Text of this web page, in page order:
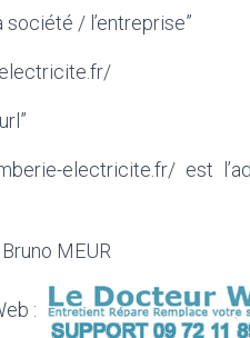
/ l’entreprise”
electricite.fr/ est
MEUR
: